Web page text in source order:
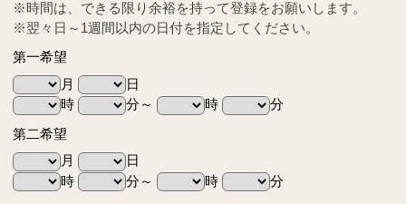
※時間は、できる限り余裕を持って登録をお願いします。
※翌々日～1週間以内の日付を指定してください。
第一希望
月
日
時
分～ 時
分
第二希望
月
日
時
分～ 時 分